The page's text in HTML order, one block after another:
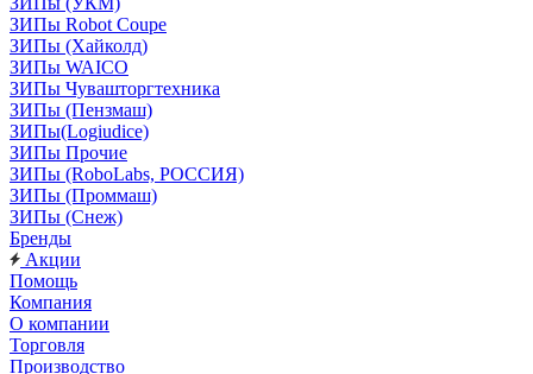
ЗИПы Robot Coupe
ЗИПы (Хайколд)
ЗИПы WAICO
ЗИПы Чувашторгтехника
ЗИПы (Пензмаш)
ЗИПы(Logiudice)
ЗИПы Прочие
ЗИПы (RoboLabs, РОССИЯ)
ЗИПы (Проммаш)
ЗИПы (Снеж)
Бренды
Акции
Помощь
Компания
О компании
Торговля
Производство